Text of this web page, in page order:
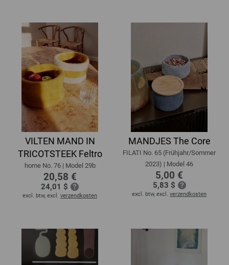
VILTEN MAND IN
TRICOTSTEEK Feltro
home No. 76 | Model 29b
20,58 €
24,01 $
excl. btw, excl. verzendkosten
MANDJES The Core
FILATI No. 65 (Frühjahr/Sommer
2023) | Model 46
5,00 €
5,83 $
excl. btw, excl. verzendkosten